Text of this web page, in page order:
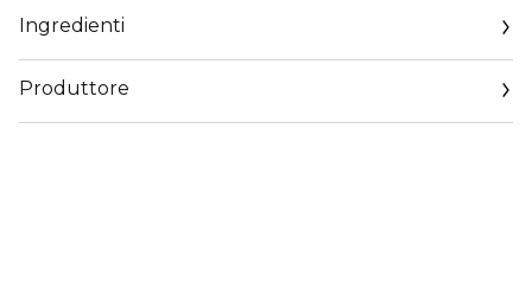
L’acido ialuronico triplo trattiene l'idratazione formando una
barriera a tre strati per la pelle. L'elevato contenuto di
idratazione mantiene la pelle idratata senza la sensazione di
appiccicosità e quell'aspetto oleoso. Il pantenolo, l'estratto
Ingredienti
Produttore